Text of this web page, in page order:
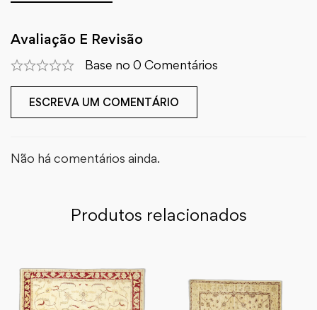
Avaliação E Revisão
Base no 0 Comentários
ESCREVA UM COMENTÁRIO
Não há comentários ainda.
Produtos relacionados